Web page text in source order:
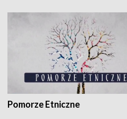
Pomorze Etniczne